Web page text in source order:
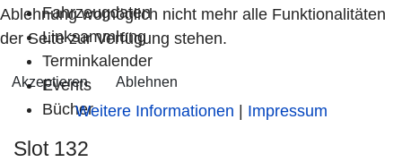
Fahrzeugdaten
Linksammlung
Terminkalender
Events
Bücher
Slot 132
Ablehnung womöglich nicht mehr alle Funktionalitäten
der Seite zur Verfügung stehen.
Akzeptieren Ablehnen
Weitere Informationen Impressum